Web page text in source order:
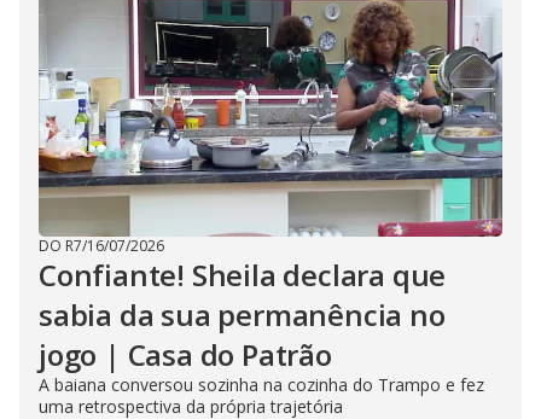
DO R7/16/07/2026
Confiante! Sheila declara que
sabia da sua permanência no
jogo | Casa do Patrão
A baiana conversou sozinha na cozinha do Trampo e fez
uma retrospectiva da própria trajetória